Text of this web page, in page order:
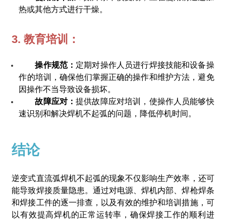
热或其他方式进行干燥。
3. 教育培训：
操作规范： 定期对操作人员进行焊接技能和设备操
作的培训，确保他们掌握正确的操作和维护方法，避免
因操作不当导致设备损坏。
故障应对：提供故障应对培训，使操作人员能够快
速识别和解决焊机不起弧的问题，降低停机时间。
结论
逆变式直流弧焊机不起弧的现象不仅影响生产效率，还可
能导致焊接质量隐患。通过对电源、焊机内部、焊枪焊条
和焊接工件的逐一排查，以及有效的维护和培训措施，可
以有效提高焊机的正常运转率，确保焊接工作的顺利进